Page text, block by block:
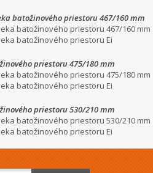
batožinového priestoru 467/160 mm
batožinového priestoru 467/160 mm
batožinového priestoru Ei
priestoru 475/180 mm
batožinového priestoru 475/180 mm
batožinového priestoru Ei
priestoru 530/210 mm
batožinového priestoru 530/210 mm
batožinového priestoru Ei